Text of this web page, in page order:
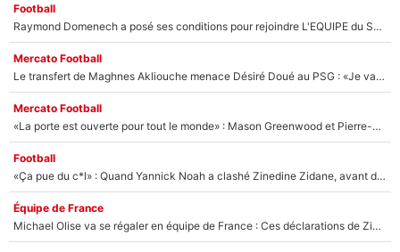
Football
Raymond Domenech a posé ses conditions pour rejoindre L'EQUIPE du Soir : Il refuse de faire l'émission avec un autre chroniqueur !
Mercato Football
Le transfert de Maghnes Akliouche menace Désiré Doué au PSG : «Je valide à 200%»
Mercato Football
«La porte est ouverte pour tout le monde» : Mason Greenwood et Pierre-Emerick Aubameyang ont quitté l'OM, Amine Gouiri balance sur la suite du mercato et sur la réaction du vestiaire !
Football
«Ça pue du c*l» : Quand Yannick Noah a clashé Zinedine Zidane, avant de se faire recadrer par le nouveau sélectionneur de l'équipe de France !
Équipe de France
Michael Olise va se régaler en équipe de France : Ces déclarations de Zinedine Zidane qui prouvent qu'il va tout miser sur la star du Bayern Munich !